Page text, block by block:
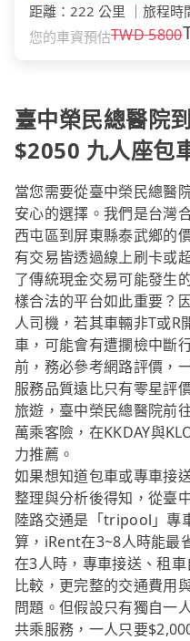
距離 ： 222 公里 旅程時
您的車資預估TWD5800
臺中榮民總醫院
$2050 九人座包
當您需要從臺中榮民總醫
安心的選擇。我們是台灣
西屯區到屏東縣泰武鄉的
有交易皆透過線上刷卡或
了傳統現金交易可能發生
樣合法的平台如此重要？
人司機，若其車輛非T或R
車，可能會有遭攔檢中斷
前，務必參考網路評價，
服務品質遠比只有零星評
旅遊，臺中榮民總醫院前
萬乘客險，在KKDAY與
力推薦。
如果想知道包車或專車接
整理與分析後得知，從臺
陸路交通是「tripool」專
算，iRent在3~8人時能最
在3人時，專車接送、租
比較，更完整的交通費用
問題。但假設只有獨自一
共乘服務，一人只要